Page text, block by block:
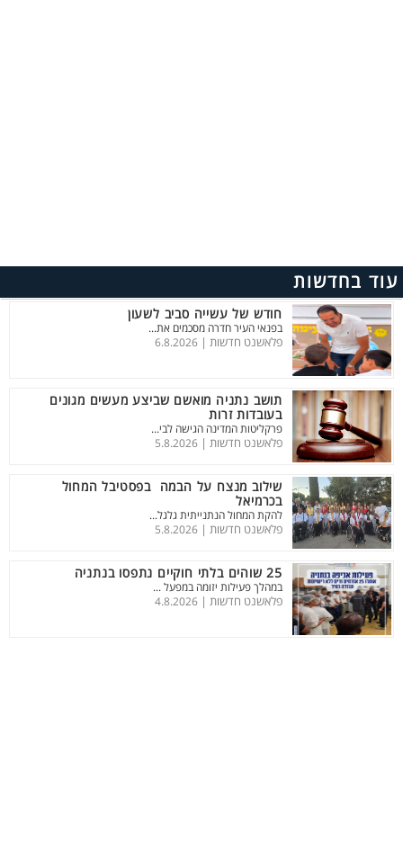
עוד בחדשות
חודש של עשייה סביב לשעון
בפנאי העיר חדרה מסכמים את...
פלאשנט חדשות | 6.8.2026
תושב נתניה מואשם שביצע מעשים מגונים
בעובדות זרות
פרקליטות המדינה הגישה לבי...
פלאשנט חדשות | 5.8.2026
שילוב מנצח על הבמה בפסטיבל המחול
בכרמיאל
להקת המחול הנתנייתית גלגל...
פלאשנט חדשות | 5.8.2026
25 שוהים בלתי חוקיים נתפסו בנתניה
במהלך פעילות יזומה במפעל ...
פלאשנט חדשות | 4.8.2026